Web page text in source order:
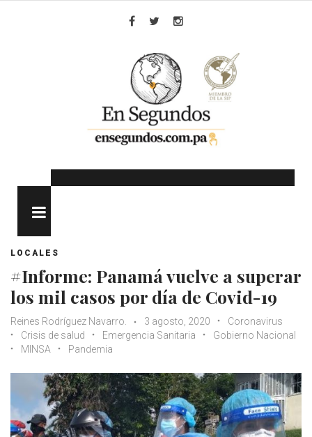
LOCALES
#Informe: Panamá vuelve a superar
los mil casos por día de Covid-19
Reines Rodríguez Navarro. 3 agosto, 2020
Coronavirus
Crisis de salud
Emergencia Sanitaria
Gobierno Nacional
MINSA
Pandemia